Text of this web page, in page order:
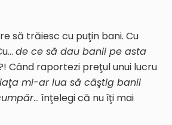
să trăiesc cu puţin bani. Cu
de ce să dau banii pe asta
Când raportezi preţul unui lucru
mi-ar lua să câştig banii
… înţelegi că nu îţi mai